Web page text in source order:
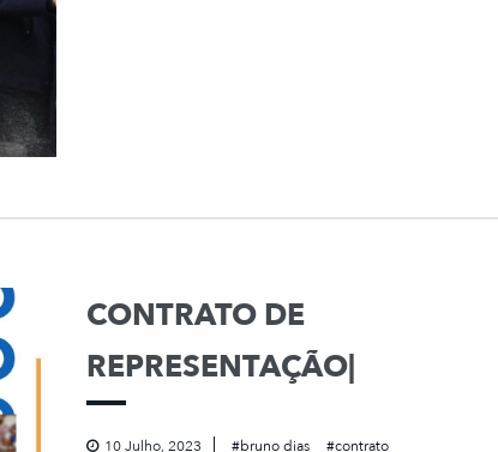
CONTRATO DE
REPRESENTAÇÃO|
10 Julho, 2023 bruno dias
contrato